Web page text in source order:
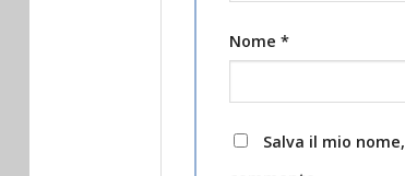
Nome *
Salva il mio